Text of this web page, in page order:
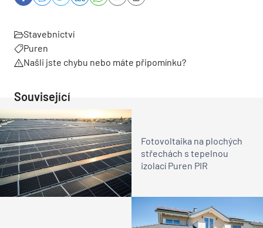
Stavebnictví
Puren
Našli jste chybu nebo máte připomínku?
Související
Fotovoltaika na plochých
střechách s tepelnou
izolací Puren PIR